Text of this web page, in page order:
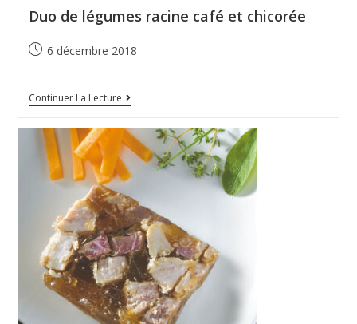
Duo de légumes racine café et chicorée
6 décembre 2018
Continuer La Lecture